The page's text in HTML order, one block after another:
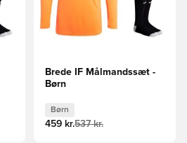
Brede IF Målmandssæt -
Børn
Børn
459 kr.537 kr.